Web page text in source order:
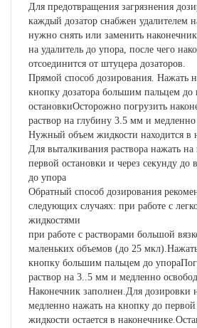
Для предотвращения загрязнения
каждый дозатор снабжен удалителем
нужно снять или заменить
на удалитель до упора, после чего
отсоединится от штуцера дозаторов.
Прямой способ дозирования. Нажать
кнопку дозатора большим пальцем до
остановкиОсторожно погрузить
раствор на глубину 3.5 мм и
Нужный объем жидкости находится в
Для выталкивания раствора нажать на
первой остановки и через секунду до
до упора
Обратный способ дозирования
следующих случаях: при работе с
жидкостями
при работе с растворами большой
маленьких объемов (до 25
кнопку большим пальцем до
раствор на 3..5 мм и медленно
Наконечник заполнен.Для дозировки
медленно нажать на кнопку до первой
жидкости остается в